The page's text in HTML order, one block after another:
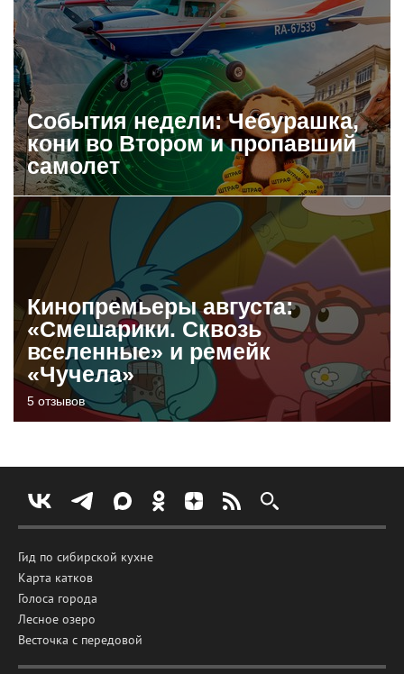
События недели: Чебурашка,
кони во Втором и пропавший
самолет
Кинопремьеры августа:
«Смешарики. Сквозь
вселенные» и ремейк
«Чучела»
5 отзывов
Гид по сибирской кухне
Карта катков
Голоса города
Лесное озеро
Весточка с передовой